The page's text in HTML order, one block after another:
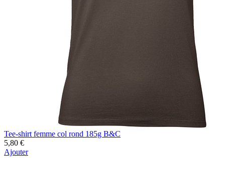
Tee-shirt femme col rond 185g B&C
5,80 €
Ajouter